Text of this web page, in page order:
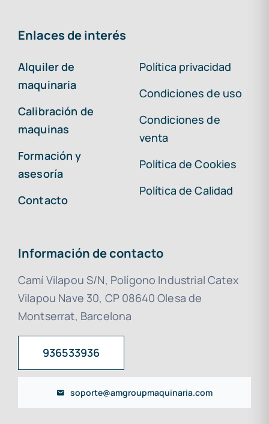
Enlaces de interés
Alquiler de
maquinaria
Calibración de
maquinas
Formación y
asesoría
Contacto
Política privacidad
Condiciones de uso
Condiciones de
venta
Política de Cookies
Política de Calidad
Información de contacto
Camí Vilapou S/N, Polígono Industrial Catex
Vilapou Nave 30, CP 08640 Olesa de
Montserrat, Barcelona
936533936
soporte@amgroupmaquinaria.com